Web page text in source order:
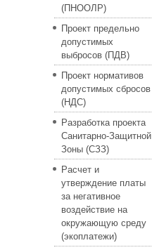
(ПНООЛР)
Проект предельно
допустимых
выбросов (ПДВ)
Проект нормативов
допустимых сбросов
(НДС)
Разработка проекта
Санитарно-Защитной
Зоны (СЗЗ)
Расчет и
утверждение платы
за негативное
воздействие на
окружающую среду
(экоплатежи)